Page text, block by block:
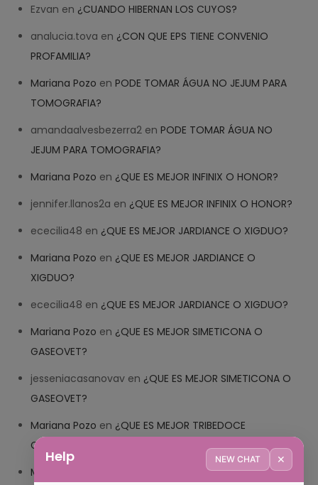
Ezvan en ¿CUANDO HIBERNAN LOS CUYOS?
analucia.tova en ¿CON QUE EPS TIENE CONVENIO
PROFAMILIA?
Mariana Pozo enPODE TOMAR ÁGUA NO JEJUM PARA
TOMOGRAFIA?
amandaalvesbezerra2 enPODE TOMAR ÁGUA NO
JEJUM PARA TOMOGRAFIA?
Mariana Pozo en ¿QUE ES MEJOR INFINIX O HONOR?
jennifer.llanos2a en ¿QUE ES MEJOR INFINIX O HONOR?
ececilia48 en ¿QUE ES MEJOR JARDIANCE O XIGDUO?
Mariana Pozo en ¿QUE ES MEJOR JARDIANCE O
XIGDUO?
ececilia48 en ¿QUE ES MEJOR JARDIANCE O XIGDUO?
Mariana Pozo en ¿QUE ES MEJOR SIMETICONA O
GASEOVET?
jesseniacasanovav en ¿QUE ES MEJOR SIMETICONA O
GASEOVET?
Mariana Pozo en ¿QUE ES MEJOR TRIBEDOCE
COMPUESTO O TRIBEDOCE DX?
Mariana Pozo
¿QUE ES MEJOR TRIBEDOCE
Help NEW CHAT ✕